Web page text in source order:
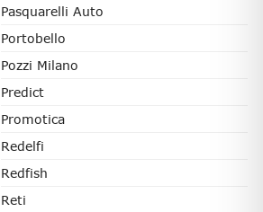
Pasquarelli Auto
Portobello
Pozzi Milano
Predict
Promotica
Redelfi
Redfish
Reti